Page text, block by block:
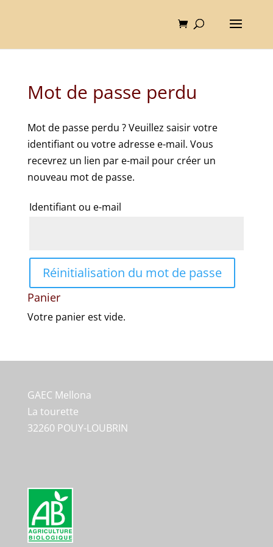
Mot de passe perdu
Mot de passe perdu ? Veuillez saisir votre
identifiant ou votre adresse e-mail. Vous
recevrez un lien par e-mail pour créer un
nouveau mot de passe.
Identifiant ou e-mail
Réinitialisation du mot de passe
Panier
Votre panier est vide.
GAEC Mellona
La tourette
32260 POUY-LOUBRIN